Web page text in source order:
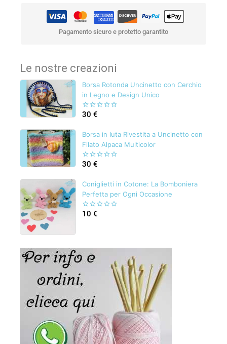
Le nostre creazioni
Borsa Rotonda Uncinetto con Cerchio
in Legno e Design Unico
0
5
30 €
Borsa in Iuta Rivestita a Uncinetto con
Filato Alpaca Multicolor
0
5
30 €
Coniglietti in Cotone: La Bomboniera
Perfetta per Ogni Occasione
010 €
Pagamento sicuro e protetto garantito